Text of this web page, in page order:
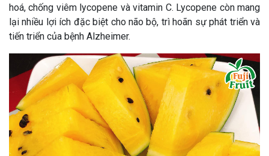
hoá, chống viêm lycopene và vitamin C. Lycopene còn mang
lại nhiều lợi ích đặc biệt cho não bộ, trì hoãn sự phát triển và
tiến triển của bệnh Alzheimer.